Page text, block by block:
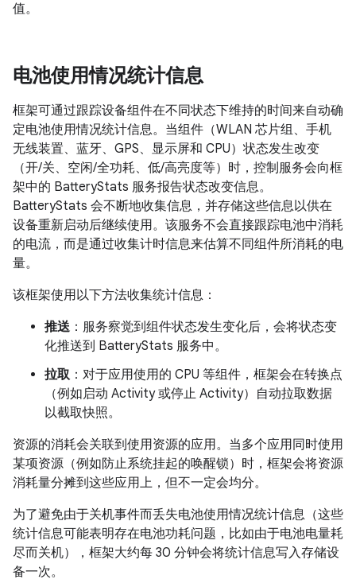
值。
电池使用情况统计信息
框架可通过跟踪设备组件在不同状态下维持的时间来自动确
定电池使用情况统计信息。当组件（WLAN 芯片组、手机
无线装置、蓝牙、GPS、显示屏和 CPU）状态发生改变
（开/关、空闲/全功耗、低/高亮度等）时，控制服务会向框
架中的 BatteryStats 服务报告状态改变信息。
BatteryStats 会不断地收集信息，并存储这些信息以供在
设备重新启动后继续使用。该服务不会直接跟踪电池中消耗
的电流，而是通过收集计时信息来估算不同组件所消耗的电
量。
该框架使用以下方法收集统计信息：
推送 ：服务察觉到组件状态发生变化后，会将状态变
化推送到 BatteryStats 服务中。
拉取：对于应用使用的 CPU 等组件，框架会在转换点
（例如启动 Activity 或停止 Activity）自动拉取数据
以截取快照。
资源的消耗会关联到使用资源的应用。当多个应用同时使用
某项资源（例如防止系统挂起的唤醒锁）时，框架会将资源
消耗量分摊到这些应用上，但不一定会均分。
为了避免由于关机事件而丢失电池使用情况统计信息（这些
统计信息可能表明存在电池功耗问题，比如由于电池电量耗
尽而关机），框架大约每 30 分钟会将统计信息写入存储设
备一次。